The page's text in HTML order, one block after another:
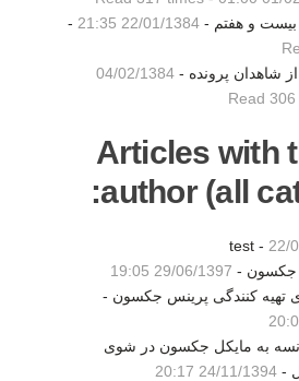
و هفتم - 22/01/1384 21:35
-
شاهدان پرونده - 04/02/1384
Read
Articles with
author (all
test - 22/
جکسون - 29/06/1397 19:05
تهیه کنندگی پرینس جکسون -
به مایکل جکسون در شوی
-
24/11/1394 20:17